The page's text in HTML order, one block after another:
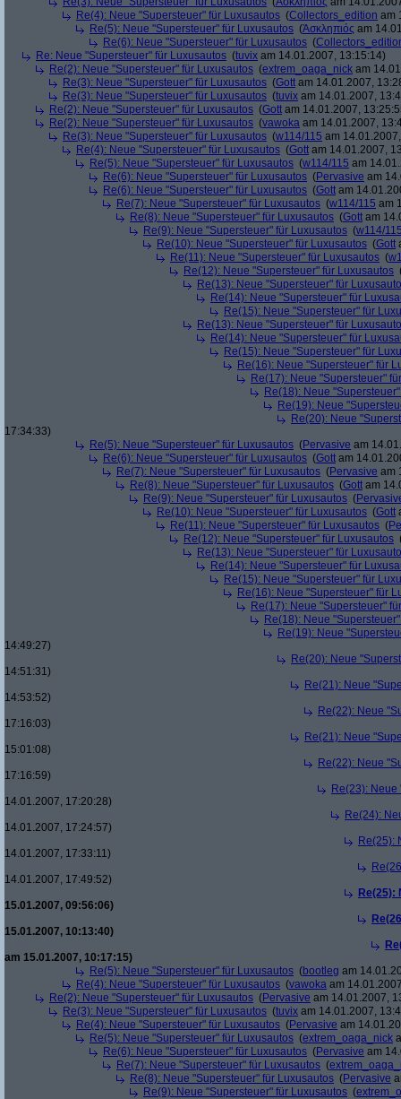
Re(4): Neue "Supersteuer" für Luxusautos (Collectors_edition am
Re(5): Neue "Supersteuer" für Luxusautos (Ἀσκληπιός am
Re(6): Neue "Supersteuer" für Luxusautos (
Re: Neue "Supersteuer" für Luxusautos (tuvix am 14.01.2007, 13:15:14)
Re(2): Neue "Supersteuer" für Luxusautos (extrem_oaga_nick am
Re(3): Neue "Supersteuer" für Luxusautos (Gott am 14.01.2007,
Re(3): Neue "Supersteuer" für Luxusautos (tuvix am 14.01.2007,
Re(2): Neue "Supersteuer" für Luxusautos (Gott am 14.01.2007,
Re(2): Neue "Supersteuer" für Luxusautos (vawoka am 14.01.2007,
Re(3): Neue "Supersteuer" für Luxusautos (w114/115 am
Re(4): Neue "Supersteuer" für Luxusautos (Gott am 14.01.2007,
Re(5): Neue "Supersteuer" für Luxusautos (w114/115 am
Re(6): Neue "Supersteuer" für Luxusautos (Pervasive am
Re(6): Neue "Supersteuer" für Luxusautos (Gott am
Re(7): Neue "Supersteuer" für Luxusautos (w114/115 am
Re(8): Neue "Supersteuer" für Luxusautos (Gott am
Re(9): Neue "Supersteuer" für Luxusautos (w114/
Re(10): Neue "Supersteuer" für Luxusautos (Gott
Re(11): Neue "Supersteuer" für Luxusautos (
Re(12): Neue "Supersteuer" für Luxusautos
Re(13): Neue "Supersteuer" für
Re(14): Neue "Supersteuer" für
Re(15): Neue "Supersteuer" für
Re(13): Neue "Supersteuer" für
Re(14): Neue "Supersteuer" für
Re(15): Neue "Supersteuer" für
Re(16): Neue "Supersteuer" für
Re(17): Neue "Supersteuer"
Re(18): Neue
Re(19): Neue
Re(20): Neue
17:34:33)
Re(5): Neue "Supersteuer" für Luxusautos (Pervasive am
Re(6): Neue "Supersteuer" für Luxusautos (Gott am
Re(7): Neue "Supersteuer" für Luxusautos (Pervasive am
Re(8): Neue "Supersteuer" für Luxusautos (Gott am
Re(9): Neue "Supersteuer" für Luxusautos (
Re(10): Neue "Supersteuer" für Luxusautos (Gott
Re(11): Neue "Supersteuer" für Luxusautos (
Re(12): Neue "Supersteuer" für Luxusautos
Re(13): Neue "Supersteuer" für
Re(14): Neue "Supersteuer" für
Re(15): Neue "Supersteuer" für
Re(16): Neue "Supersteuer" für
Re(17): Neue "Supersteuer"
Re(18): Neue
Re(19): Neue
14:49:27)
Re(20): Neue
14:51:31)
Re(21): Neue
14:53:52)
Re(22): Neue
17:16:03)
Re(21): Neue
15:01:08)
Re(22): Neue
17:16:59)
Re(23):
14.01.2007, 17:20:28)
Re(24):
14.01.2007, 17:24:57)
Re(25):
14.01.2007, 17:33:11)
14.01.2007, 17:49:52)
Re(25):
15.01.2007, 09:56:06)
15.01.2007, 10:13:40)
am 15.01.2007, 10:17:15)
Re(5): Neue "Supersteuer" für Luxusautos (bootleg am
Re(4): Neue "Supersteuer" für Luxusautos (vawoka am
Re(2): Neue "Supersteuer" für Luxusautos (Pervasive am 14.01.2007,
Re(3): Neue "Supersteuer" für Luxusautos (tuvix am 14.01.2007,
Re(4): Neue "Supersteuer" für Luxusautos (Pervasive am
Re(5): Neue "Supersteuer" für Luxusautos (extrem_oaga_nick
Re(6): Neue "Supersteuer" für Luxusautos (Pervasive am
Re(7): Neue "Supersteuer" für Luxusautos (
Re(8): Neue "Supersteuer" für Luxusautos (Pervasive
Re(9): Neue "Supersteuer" für Luxusautos (